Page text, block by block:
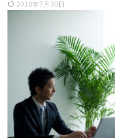
2018年7月30日